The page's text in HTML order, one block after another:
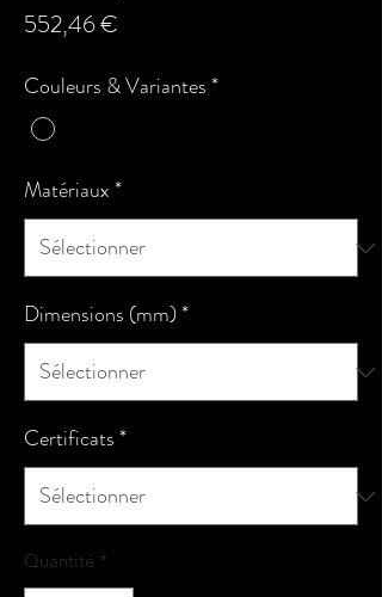
552,46 €
Couleurs & Variantes*
Matériaux*
Dimensions (mm)*
Certificats*
Quantité *